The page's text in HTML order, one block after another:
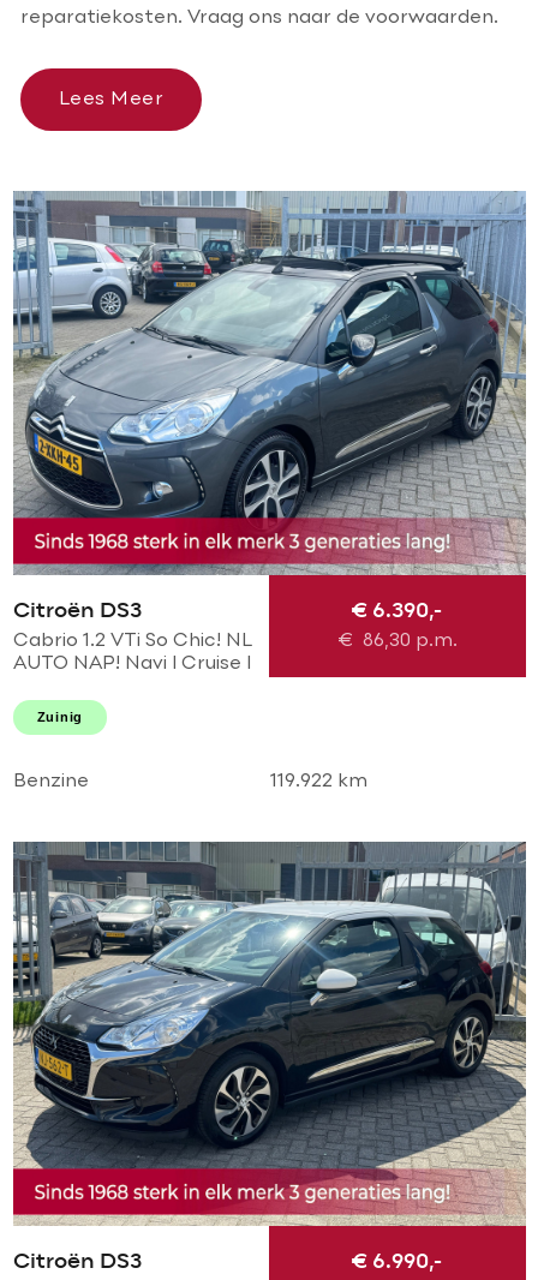
reparatiekosten. Vraag ons naar de voorwaarden.
Lees Meer
Citroën DS3
Cabrio 1.2 VTi So Chic! NL
AUTO NAP! Navi l Cruise l
riem l Dealer OH l
NIEUWSTAAT!
€ 6.390,-
€ 86,30 p.m.
Zuinig
Benzine 119.922 km
Citroën DS3 € 6.990,-